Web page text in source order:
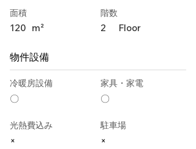
面積
120 m²
階数
2 Floor
物件設備
冷暖房設備
〇
家具・家電
〇
光熱費込み
×
駐車場
×